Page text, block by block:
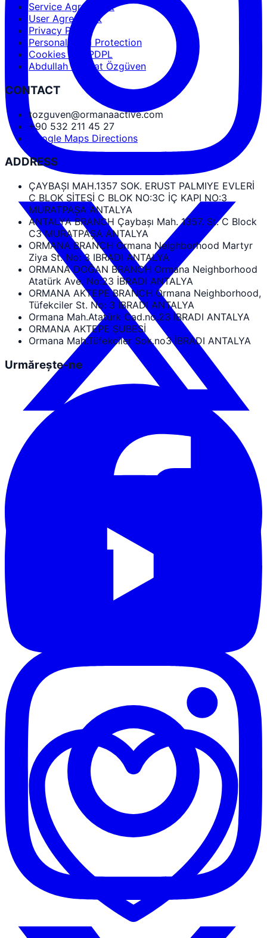
Service Agreement
User Agreement
Privacy Policy
Personal Data Protection
Cookies and PDPL
Abdullah Nevzat Özgüven
CONTACT
tozguven@ormanaactive.com
+90 532 211 45 27
Google Maps Directions
ADDRESS
ÇAYBAŞI MAH.1357 SOK. ERUST PALMIYE EVLERİ
C BLOK SİTESİ C BLOK NO:3C İÇ KAPI NO:3
MURATPAŞA ANTALYA
ANTALYA BRANCH Çaybaşı Mah. 1357. St. C Block
C3 MURATPAŞA ANTALYA
ORMANA BRANCH Ormana Neighborhood Martyr
Ziya St. No: 3 IBRADI ANTALYA
ORMANA DOĞAN BRANCH Ormana Neighborhood
Atatürk Ave. No:23 İBRADI ANTALYA
ORMANA AKTEPE BRANCH Ormana Neighborhood,
Tüfekciler St. No: 3 İBRADI ANTALYA
Ormana Mah.Atatürk Cad.no.23 İBRADI ANTALYA
ORMANA AKTEPE ŞUBESİ
Ormana Mah.Tüfekciler Sok.no3 İBRADI ANTALYA
Urmărește-ne